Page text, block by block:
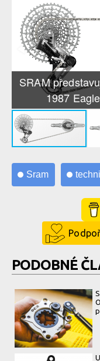
SRAM
1987
Sram
PODOBNÉ